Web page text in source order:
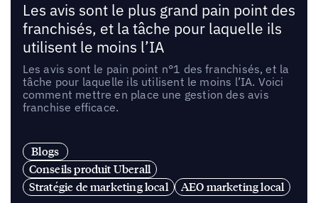
Les avis sont le plus grand pain point des
franchisés, et la tâche pour laquelle ils
utilisent le moins l’IA
Les avis sont le pain point n°1 des franchisés, et la
tâche pour laquelle ils utilisent le moins l’IA. Voici
comment mettre en place une gestion des avis
franchise efficace.
Blogs
Conseils produit Uberall
Stratégie de marketing local
AEO marketing local